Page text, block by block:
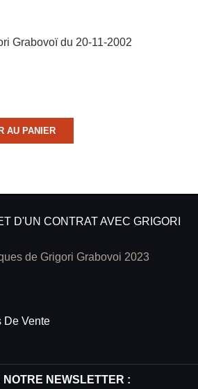
Grabovoï du 20-11-2002
AU PANIER
D'UN CONTRAT AVEC GRIGORI
de Grigori Grabovoi 2023
De Vente
NOTRE NEWSLETTER :